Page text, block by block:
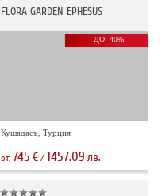
FLORA GARDEN EPHESUS
ДО -40%
Кушадасъ, Турция
от: 745 € / 1457.09 лв.